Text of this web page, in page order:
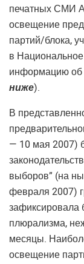
печатных СМИ
освещение
партий/блока,
в
информацию об
ниже).
В
— 10 мая 2007)
выборов” (на
февраля 2007)
зафиксировала
плюрализма,
месяцы.
освещение